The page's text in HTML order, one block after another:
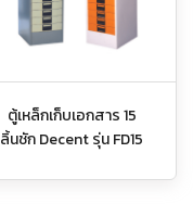
ตู้เหล็กเก็บเอกสาร 15
ลิ้นชัก Decent รุ่น FD15